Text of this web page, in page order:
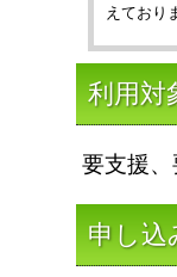
えており
利用対
要支援
申し込